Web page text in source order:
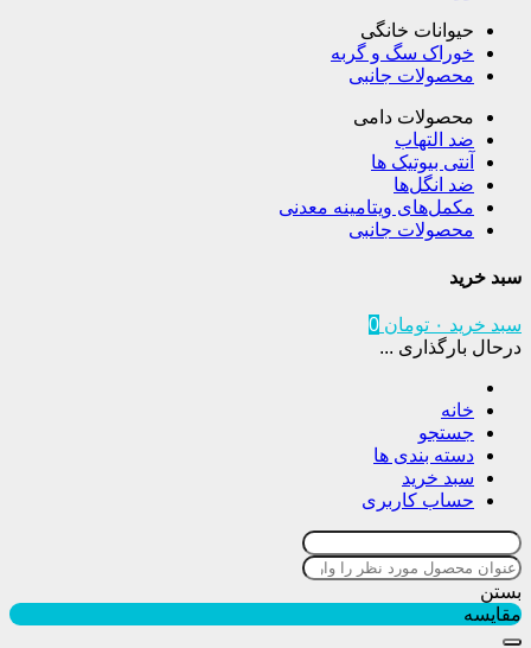
حیوانات خانگی
خوراک سگ و گربه
محصولات جانبی
محصولات دامی
ضد التهاب
آنتی بیوتیک ها
ضد انگل‌ها
مکمل‌های ویتامینه معدنی
محصولات جانبی
سبد خرید
سبد خرید ۰ تومان 0
درحال بارگذاری ...
خانه
جستجو
دسته بندی ها
سبد خرید
حساب کاربری
بستن
مقایسه